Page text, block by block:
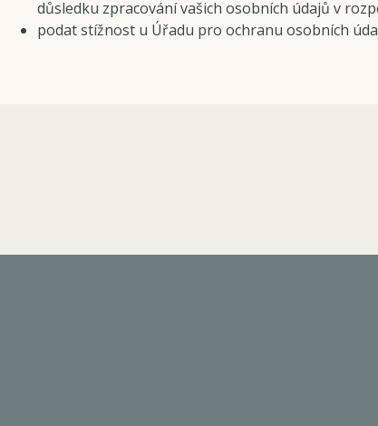
důsledku zpracování vašich osobních údajů v
podat stížnost u Úřadu pro ochranu osobních